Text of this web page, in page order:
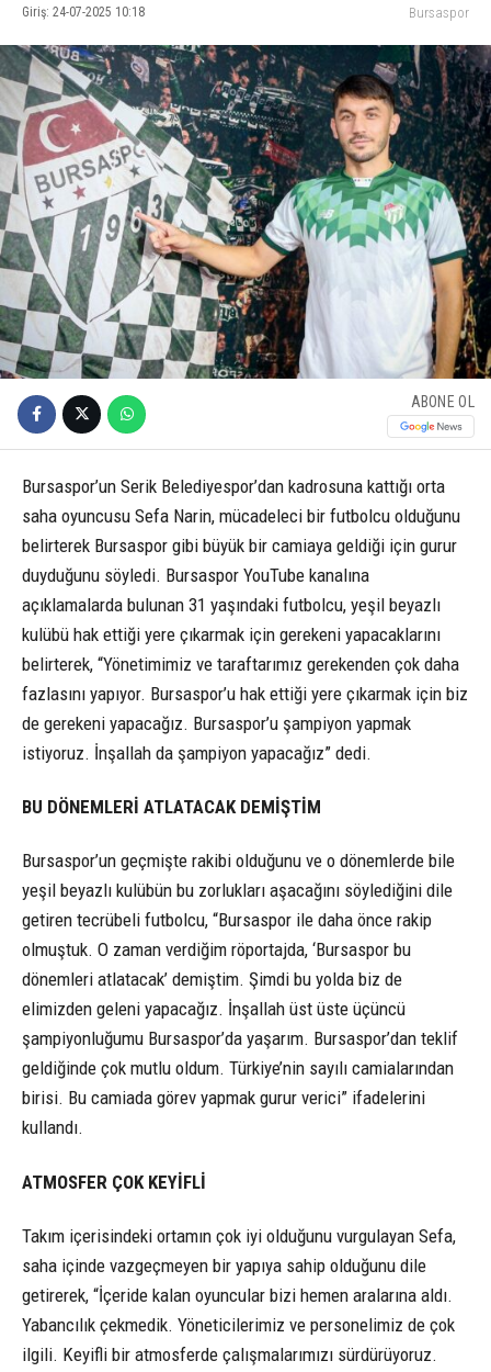
Giriş: 24-07-2025 10:18 Bursaspor
ABONE OL
Bursaspor’un Serik Belediyespor’dan kadrosuna kattığı orta
saha oyuncusu Sefa Narin, mücadeleci bir futbolcu olduğunu
belirterek Bursaspor gibi büyük bir camiaya geldiği için gurur
duyduğunu söyledi. Bursaspor YouTube kanalına
açıklamalarda bulunan 31 yaşındaki futbolcu, yeşil beyazlı
kulübü hak ettiği yere çıkarmak için gerekeni yapacaklarını
belirterek, “Yönetimimiz ve taraftarımız gerekenden çok daha
fazlasını yapıyor. Bursaspor’u hak ettiği yere çıkarmak için biz
de gerekeni yapacağız. Bursaspor’u şampiyon yapmak
istiyoruz. İnşallah da şampiyon yapacağız” dedi.
BU DÖNEMLERİ ATLATACAK DEMİŞTİM
Bursaspor’un geçmişte rakibi olduğunu ve o dönemlerde bile
yeşil beyazlı kulübün bu zorlukları aşacağını söylediğini dile
getiren tecrübeli futbolcu, “Bursaspor ile daha önce rakip
olmuştuk. O zaman verdiğim röportajda, ‘Bursaspor bu
dönemleri atlatacak’ demiştim. Şimdi bu yolda biz de
elimizden geleni yapacağız. İnşallah üst üste üçüncü
şampiyonluğumu Bursaspor’da yaşarım. Bursaspor’dan teklif
geldiğinde çok mutlu oldum. Türkiye’nin sayılı camialarından
birisi. Bu camiada görev yapmak gurur verici” ifadelerini
kullandı.
ATMOSFER ÇOK KEYİFLİ
Takım içerisindeki ortamın çok iyi olduğunu vurgulayan Sefa,
saha içinde vazgeçmeyen bir yapıya sahip olduğunu dile
getirerek, “İçeride kalan oyuncular bizi hemen aralarına aldı.
Yabancılık çekmedik. Yöneticilerimiz ve personelimiz de çok
ilgili. Keyifli bir atmosferde çalışmalarımızı sürdürüyoruz.